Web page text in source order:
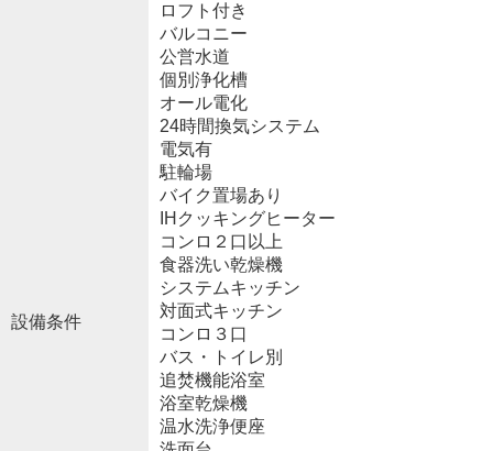
設備条件
ロフト付き
バルコニー
公営水道
個別浄化槽
オール電化
24時間換気システム
電気有
駐輪場
バイク置場あり
IHクッキングヒーター
コンロ２口以上
食器洗い乾燥機
システムキッチン
対面式キッチン
コンロ３口
バス・トイレ別
追焚機能浴室
浴室乾燥機
温水洗浄便座